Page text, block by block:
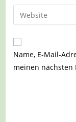
zum
Kommentieren
ein
E-
Mail-
zum
Kommentieren
ein
Gib
deine
Website-
URL
Name, E-Mail-
meinen nächsten